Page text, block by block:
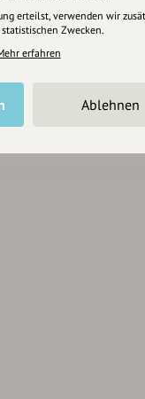
erteilst, verwenden wir
statistischen Zwecken.
erfahren
Ablehnen